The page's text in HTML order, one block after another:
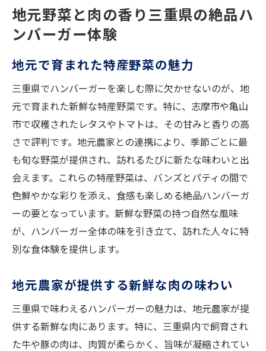
地元産の食材で作られる絶品パティ
地元食材の組み合わせが生み出す絶妙な香
り
三重県でしか味わえない地産地消のハンバーガ
ーの魅力
地産地消がもたらす食材の新鮮さ
三重県の風土が育む特別な味わい
食材にこだわったハンバーガーの意外な魅
力
地元農家と共同開発したオリジナルレシピ
地域の味を凝縮した特製バンズ
地元の人々が愛する伝統的な味
三重県の食材で特別な香りのハンバーガーを楽
地域ならではの風味豊かなレシピ
地元の野菜が引き立てるハンバーガーの香
り
三重県産の豚肉を使ったジューシーパティ
地元野菜と肉の香り三重県の絶品ハ
ンバーガー体験
地元で育まれた特産野菜の魅力
三重県でハンバーガーを楽しむ際に欠かせないのが、地
元で育まれた新鮮な特産野菜です。特に、志摩市や亀山
市で収穫されたレタスやトマトは、その甘みと香りの高
さで評判です。地元農家との連携により、季節ごとに最
も旬な野菜が提供され、訪れるたびに新たな味わいと出
会えます。これらの特産野菜は、バンズとパティの間で
色鮮やかな彩りを添え、食感も楽しめる絶品ハンバーガ
ーの要となっています。新鮮な野菜の持つ自然な風味
が、ハンバーガー全体の味を引き立て、訪れた人々に特
別な食体験を提供します。
地元農家が提供する新鮮な肉の味わい
三重県で味わえるハンバーガーの魅力は、地元農家が提
供する新鮮な肉にあります。特に、三重県内で飼育され
た牛や豚の肉は、肉質が柔らかく、旨味が凝縮されてい